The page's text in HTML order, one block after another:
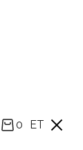
0 ET